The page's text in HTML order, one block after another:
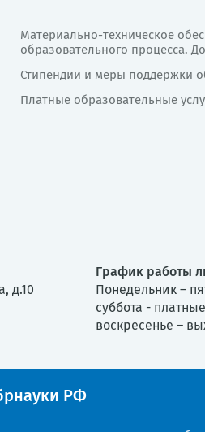
Материально-техническое
образовательного процесса.
Стипендии и меры поддержки
Платные образовательные
д.10
График работы
Понедельник –
суббота -
воскресенье –
РФ